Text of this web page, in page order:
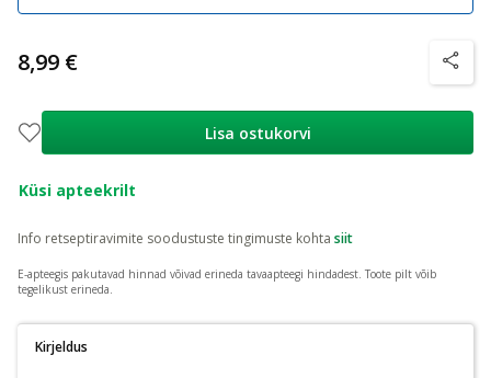
8,99 € nõuanne
Lisa ostukorvi
Küsi apteekrilt
Info retseptiravimite soodustuste tingimuste kohta siit
E-apteegis pakutavad hinnad võivad erineda tavaapteegi hindadest. Toote pilt võib
tegelikust erineda.
Kirjeldus